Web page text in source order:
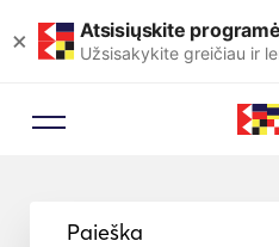
× Atsisiųskite
Užsisakykite greičiau ir
Paieška